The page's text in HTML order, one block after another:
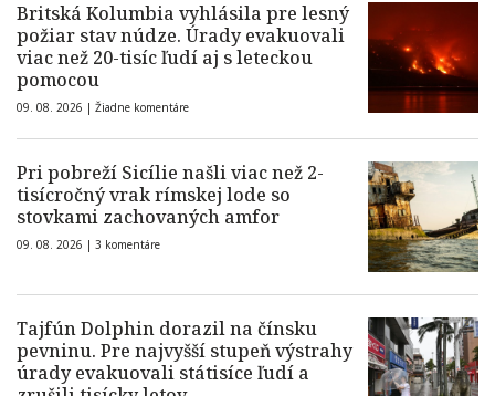
Britská Kolumbia vyhlásila pre lesný
požiar stav núdze. Úrady evakuovali
viac než 20-tisíc ľudí aj s leteckou
pomocou
09. 08. 2026 | Žiadne komentáre
Pri pobreží Sicílie našli viac než 2-
tisícročný vrak rímskej lode so
stovkami zachovaných amfor
09. 08. 2026 | 3 komentáre
Tajfún Dolphin dorazil na čínsku
pevninu. Pre najvyšší stupeň výstrahy
úrady evakuovali státisíce ľudí a